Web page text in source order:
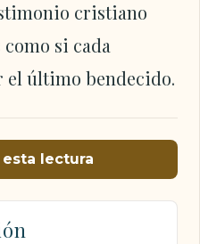
cristiano
si cada
el último bendecido.
lectura